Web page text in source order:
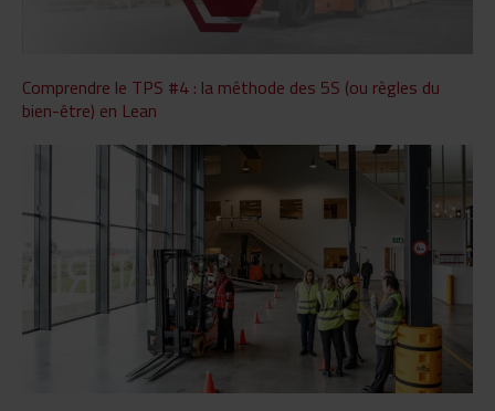
Comprendre le TPS #4 : la méthode des 5S (ou règles du
bien-être) en Lean